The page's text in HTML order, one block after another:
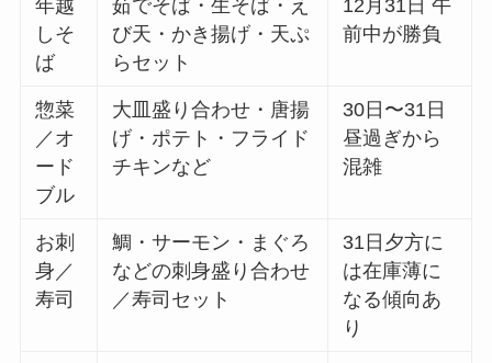
年越
しそ
ば
茹でそば・生そば・え
び天・かき揚げ・天ぷ
らセット
12月31日 午
前中が勝負
惣菜
／オ
ード
ブル
大皿盛り合わせ・唐揚
げ・ポテト・フライド
チキンなど
30日〜31日
昼過ぎから
混雑
お刺
身／
寿司
鯛・サーモン・まぐろ
などの刺身盛り合わせ
／寿司セット
31日夕方に
は在庫薄に
なる傾向あ
り